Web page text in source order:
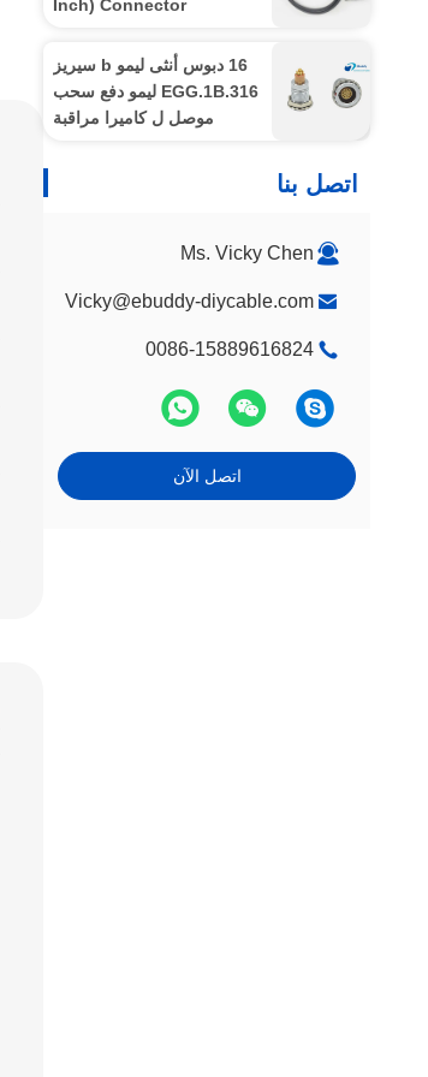
Inch) Connector
16 دبوس أنثى ليمو b سيريز
EGG.1B.316 ليمو دفع سحب
موصل ل كاميرا مراقبة
اتصل بنا
Ms. Vicky Chen
Vicky@ebuddy-diycable.com
0086-15889616824
اتصل الآن